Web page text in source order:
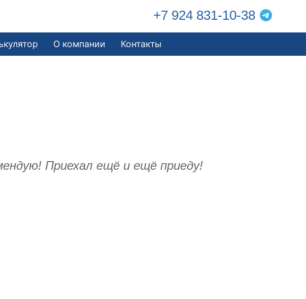
+7 924 831-10-38
О компании Контакты
Приехал ещё и ещё приеду!